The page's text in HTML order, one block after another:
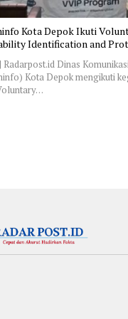
Kota Depok Ikuti
Identification and
Radarpost.id Dinas
Kota Depok mengikuti